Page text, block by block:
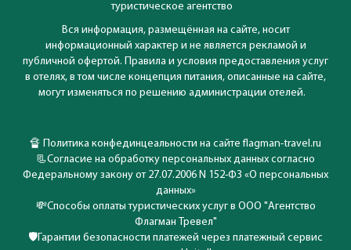
туристическое агентство
Вся информация, размещённая на сайте, носит
информационный характер и не является рекламой и
публичной офертой. Правила и условия предоставления услуг
в отелях, в том числе концепция питания, описанные на сайте,
могут изменяться по решению администрации отелей.
🔏 Политика конфединцеальности на сайте flagman-travel.ru
📃Согласие на обработку персональных данных согласно
Федеральному закону от 27.07.2006 N 152-ФЗ «О персональных
данных»
💸Способы оплаты туристических услуг в ООО "Агентство
Флагман Тревел"
🛡️Гарантии безопасности платежей через платежный сервис